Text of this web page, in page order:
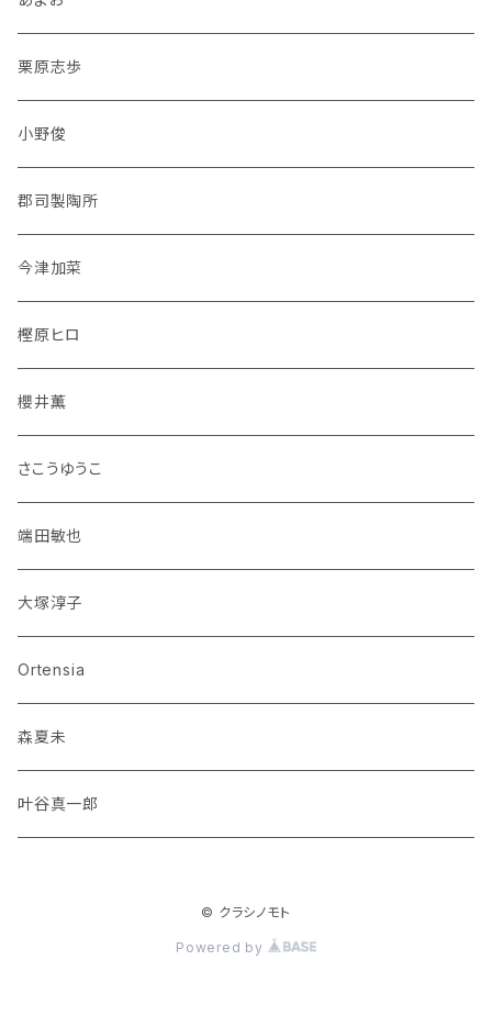
栗原志歩
小野俊
郡司製陶所
今津加菜
樫原ヒロ
櫻井薫
さこうゆうこ
端田敏也
大塚淳子
Ortensia
森夏未
叶谷真一郎
© クラシノモト
Powered by